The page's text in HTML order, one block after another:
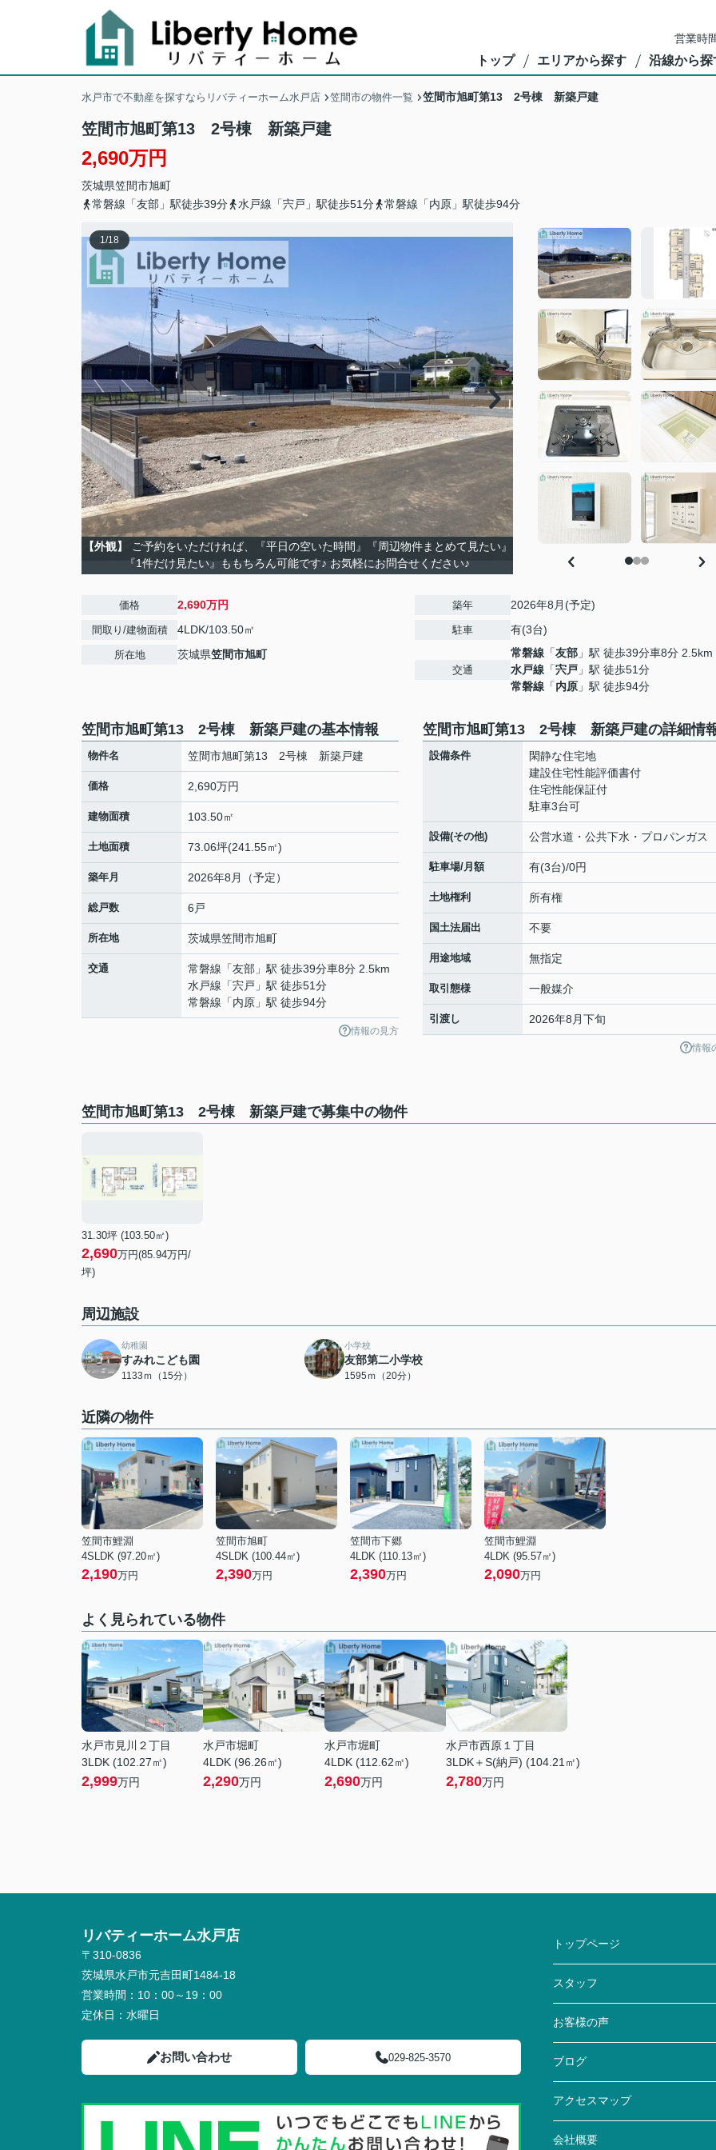
営業時
トップ エリアから探す 沿線から探
水戸市で不動産を探すならリバティーホーム水戸店 笠間市の物件一覧 笠間市旭町第13 2号棟 新築戸建
笠間市旭町第13 2号棟 新築戸建
2,690万円
茨城県笠間市旭町
常磐線「友部」駅徒歩39分
水戸線「宍戸」駅徒歩51分 常磐線「内原」駅徒歩94分
1/18
【外観】
ご予約をいただければ、『平日の空いた時間』『周辺物件まとめて見たい』
『1件だけ見たい』ももちろん可能です♪ お気軽にお問合せください♪
価格 2,690万円
間取り/建物面積 4LDK/103.50㎡
所在地 茨城県笠間市旭町
築年 2026年8月(予定)
駐車 有(3台)
交通
常磐線 「友部 」駅 徒歩39分車8分 2.5km
水戸線 「宍戸 」駅 徒歩51分
常磐線 「内原 」駅 徒歩94分
笠間市旭町第13 2号棟 新築戸建の基本情報
物件名 笠間市旭町第13 2号棟 新築戸建
価格 2,690万円
建物面積 103.50㎡
土地面積 73.06坪(241.55㎡)
築年月 2026年8月（予定）
総戸数 6戸
所在地 茨城県笠間市旭町
交通 常磐線 「友部 」駅 徒歩39分車8分 2.5km
水戸線 「宍戸 」駅 徒歩51分
常磐線 「内原 」駅 徒歩94分
情報の見方
笠間市旭町第13 2号棟 新築戸建の詳細情
設備条件
閑静な住宅地
建設住宅性能評価書付
住宅性能保証付
駐車3台可
設備(その他) 公営水道・公共下水・プロパンガス
駐車場/月額 有(3台)/0円
土地権利 所有権
国土法届出 不要
用途地域 無指定
取引態様 一般媒介
引渡し 2026年8月下旬
情報
笠間市旭町第13 2号棟 新築戸建で募集中の物件
31.30坪 (103.50㎡)
2,690万円(85.94万円/
坪)
周辺施設
幼稚園
すみれこども園
1133ｍ（15分）
小学校
友部第二小学校
1595ｍ（20分）
近隣の物件
笠間市鯉淵
4SLDK (97.20㎡)
2,190万円
笠間市旭町
4SLDK (100.44㎡)
2,390万円
笠間市下郷
4LDK (110.13㎡)
2,390万円
笠間市鯉淵
4LDK (95.57㎡)
2,090万円
よく見られている物件
水戸市見川２丁目
3LDK (102.27㎡)
2,999万円
水戸市堀町
4LDK (96.26㎡)
2,290万円
水戸市堀町
4LDK (112.62㎡)
2,690万円
水戸市西原１丁目
3LDK＋S(納戸) (104.21㎡)
2,780万円
リバティーホーム水戸店
〒310-0836
茨城県水戸市元吉田町1484-18
営業時間： 10：00～19：00
定休日： 水曜日
お問い合わせ 029-825-3570
トップページ
スタッフ
お客様の声
ブログ
アクセスマップ
会社概要